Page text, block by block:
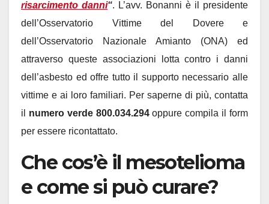
risarcimento danni“. L’avv. Bonanni è il presidente
dell’Osservatorio Vittime del Dovere e
dell’Osservatorio Nazionale Amianto (ONA) ed
attraverso queste associazioni lotta contro i danni
dell’asbesto ed offre tutto il supporto necessario alle
vittime e ai loro familiari. Per saperne di più, contatta
il numero verde 800.034.294oppure compila il form
per essere ricontattato.
Che cos’è il mesotelioma
e come si può curare?